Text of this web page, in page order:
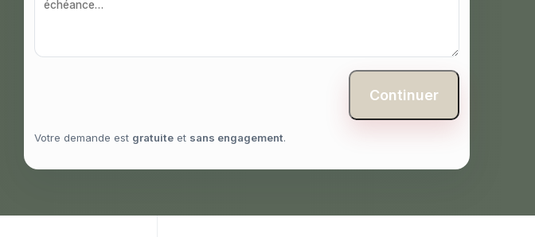
Continuer
Votre demande est gratuite et sans engagement.